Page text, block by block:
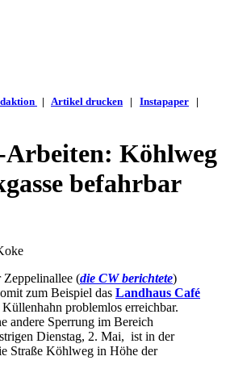
| Artikel drucken | Instapaper |
Arbeiten: Köhlweg
befahrbar
Zeppelinallee (die CW berichtete)
zum Beispiel das Landhaus Café
problemlos erreichbar.
andere Sperrung im Bereich
Dienstag, 2. Mai, ist in der
Straße Köhlweg in Höhe der